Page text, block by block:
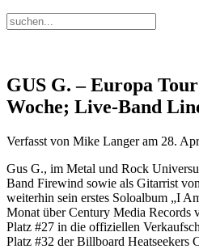
GUS G. – Europa
Woche; Live-Band
Verfasst von Mike Langer am 28.
Gus G., im Metal und Rock
Band Firewind sowie als Gitarrist
weiterhin sein erstes Soloalbum „I
Monat über Century Media Records
Platz #27 in die offiziellen
Platz #32 der Billboard Heatseekers